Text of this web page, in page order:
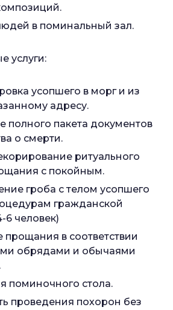
в поминальный зал.
услуги:
усопшего в морг и из
адресу.
пакета документов
о смерти.
ритуального
с покойным.
гроба с телом усопшего
гражданской
человек)
в соответствии
обрядами и обычаями
поминочного стола.
проведения похорон без